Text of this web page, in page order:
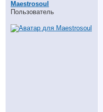
Maestrosoul
Пользователь